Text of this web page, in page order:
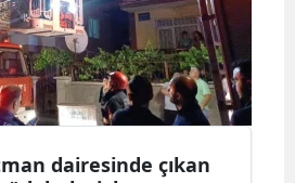
dairesinde çıkan